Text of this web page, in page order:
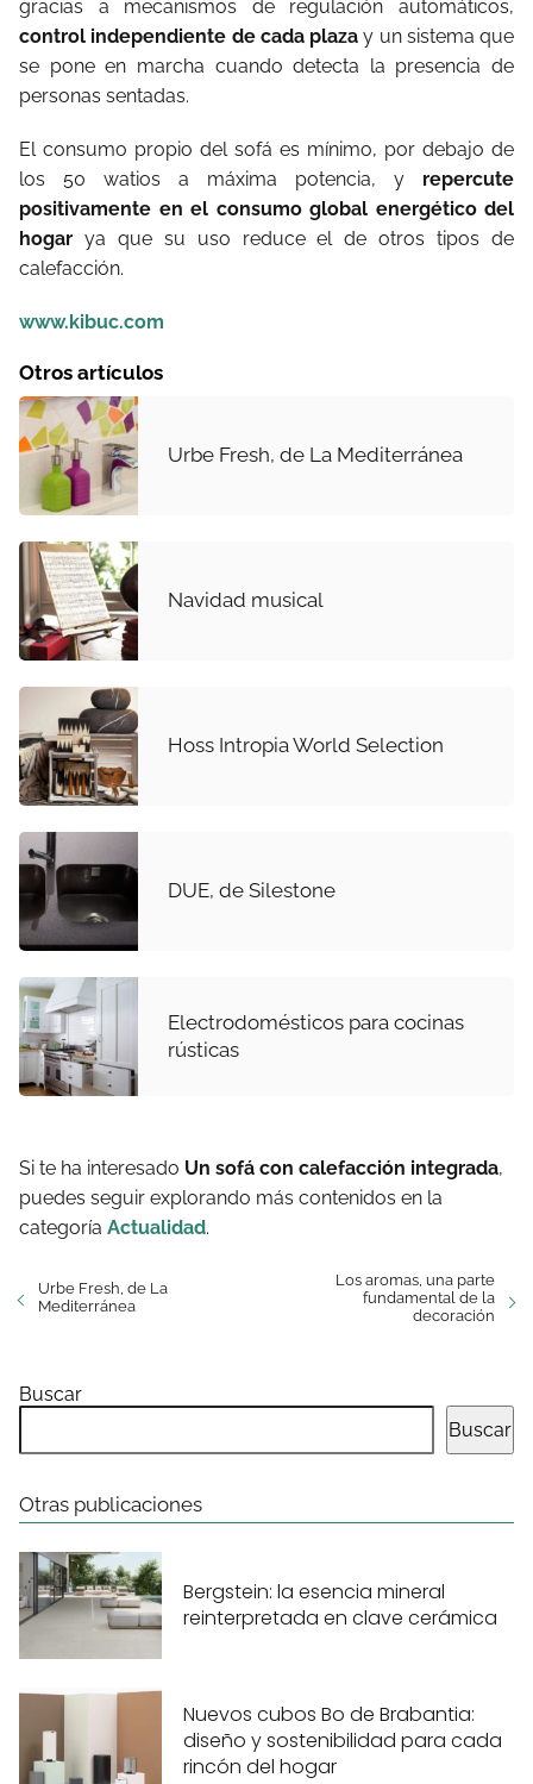
gracias a mecanismos de regulación automáticos,
control independiente de cada plaza y un sistema que
se pone en marcha cuando detecta la presencia de
personas sentadas.
El consumo propio del sofá es mínimo, por debajo de
los 50 watios a máxima potencia, y repercute
positivamente en el consumo global energético del
hogar ya que su uso reduce el de otros tipos de
calefacción.
www.kibuc.com
Otros artículos
Urbe Fresh, de La Mediterránea
Navidad musical
Hoss Intropia World Selection
DUE, de Silestone
Electrodomésticos para cocinas
rústicas
Si te ha interesado Un sofá con calefacción integrada,
puedes seguir explorando más contenidos en la
categoría Actualidad.
Urbe Fresh, de La
Mediterránea
Los aromas, una parte
fundamental de la
decoración
Buscar
Buscar
Otras publicaciones
Bergstein: la esencia mineral
reinterpretada en clave cerámica
Nuevos cubos Bo de Brabantia:
diseño y sostenibilidad para cada
rincón del hogar